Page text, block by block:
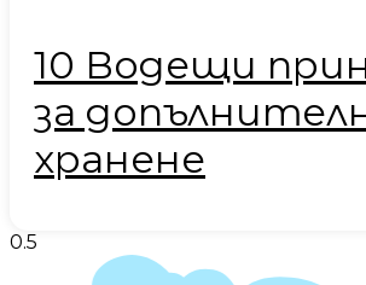
10 Водещи
за
хранене